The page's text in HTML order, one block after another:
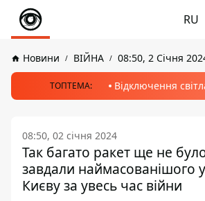
RU
Новини ВІЙНА 08:50, 2 Січня
ТОПТЕМА: Відключення
08:50, 02 січня 2024
Так багато ракет ще не
завдали наймасованішого
Києву за увесь час війни